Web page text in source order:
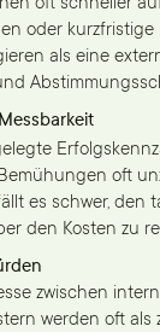
oder kurzfristige
als eine
oft
es schwer, den
den Kosten zu
zwischen
werden oft als